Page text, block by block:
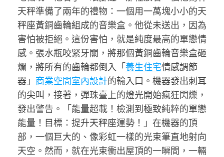
天秤準備了兩年的禮物：一個用一萬塊小小的天
秤座黃銅齒輪組成的音樂盒。他從未送出，因為
害怕被拒絕。這份害怕，就是純度最高的單戀情
感。張水瓶咬緊牙關，將那個黃銅齒輪音樂盒砸
爛，將所有的齒輪都倒入「養生住宅情感調節
器」 商業空間室內設計的輸入口。機器發出刺耳
的尖叫，接著，彈珠臺上的燈光開始瘋狂閃爍，
發出警告。「能量超載！檢測到極致純粹的單戀
能量！目標：提升天秤座運勢！」在機器的頂
部，一個巨大的、像彩虹一樣的光束筆直地射向
天空。然而，就在光束衝出屋頂的一瞬間，一輛